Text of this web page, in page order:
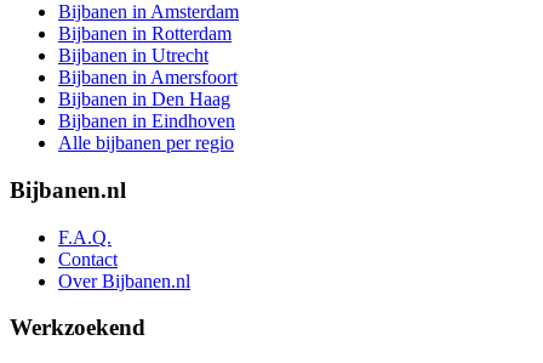
Bijbanen in Amsterdam
Bijbanen in Rotterdam
Bijbanen in Utrecht
Bijbanen in Amersfoort
Bijbanen in Den Haag
Bijbanen in Eindhoven
Alle bijbanen per regio
Bijbanen.nl
F.A.Q.
Contact
Over Bijbanen.nl
Werkzoekend